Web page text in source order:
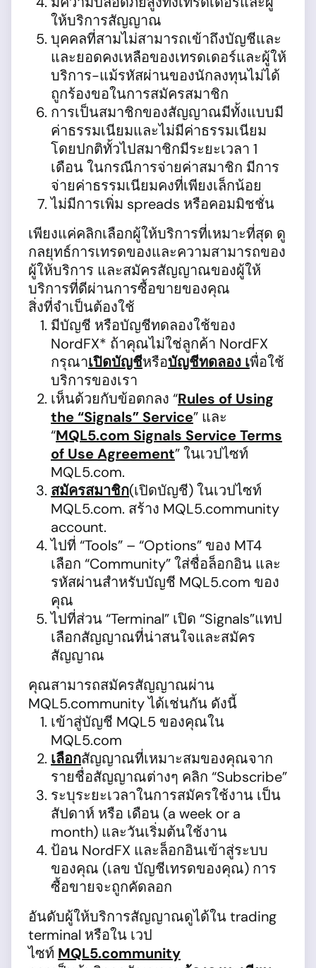
ให้บริการสัญญาณ
บุคคลที่สามไม่สามารถเข้าถึงบัญชีและ
และยอดคงเหลือของเทรดเดอร์และผู้ให้
บริการ-แม้รหัสผ่านของนักลงทุนไม่ได้
ถูกร้องขอในการสมัครสมาชิก
การเป็นสมาชิกของสัญญาณมีทั้งแบบมี
ค่าธรรมเนียมและไม่มีค่าธรรมเนียม
โดยปกติทั้วไปสมาชิกมีระยะเวลา 1
เดือน ในกรณีการจ่ายค่าสมาชิก มีการ
จ่ายค่าธรรมเนียมคงที่เพียงเล็กน้อย
ไม่มีการเพิ่ม spreads หรือคอมมิชชั่น
เพียงแค่คลิกเลือกผู้ให้บริการที่เหมาะที่สุด ดู
กลยุทธ์การเทรดของและความสามารถของ
ผู้ให้บริการ และสมัครสัญญาณของผู้ให้
บริการที่ดีผ่านการซื้อขายของคุณ
สิ่งที่จำเป็นต้องใช้
มีบัญชี หรือบัญชีทดลองใช้ของ
NordFX* ถ้าคุณไม่ใช่ลูกค้า NordFX
กรุณาเปิดบัญชีหรือบัญชีทดลอง เพื่อใช้
บริการของเรา
เห็นด้วยกับข้อตกลง “Rules of Using
the “Signals” Service” และ
“MQL5.com Signals Service Terms
of Use Agreement” ในเวปไซท์
MQL5.com.
สมัครสมาชิก(เปิดบัญชี) ในเวปไซท์
MQL5.com. สร้าง MQL5.community
account.
ไปที่ “Tools” – “Options” ของ MT4
เลือก “Community” ใส่ชื่อล็อกอิน และ
รหัสผ่านสำหรับบัญชี MQL5.com ของ
คุณ
ไปที่ส่วน “Terminal” เปิด “Signals”แทป
เลือกสัญญาณที่น่าสนใจและสมัคร
สัญญาณ
คุณสามารถสมัครสัญญาณผ่าน
MQL5.community ได้เช่นกัน ดังนี้
เข้าสู่บัญชี MQL5 ของคุณใน
MQL5.com
เลือกสัญญาณที่เหมาะสมของคุณจาก
รายชื่อสัญญาณต่างๆ คลิก “Subscribe”
ระบุระยะเวลาในการสมัครใช้งาน เป็น
สัปดาห์ หรือ เดือน (a week or a
month) และวันเริ่มต้นใช้งาน
ป้อน NordFX และล็อกอินเข้าสู่ระบบ
ของคุณ (เลข บัญชีเทรดของคุณ) การ
ซื้อขายจะถูกคัดลอก
อันดับผู้ให้บริการสัญญาณดูได้ใน trading
terminal หรือใน เวป
ไซท์ MQL5.community